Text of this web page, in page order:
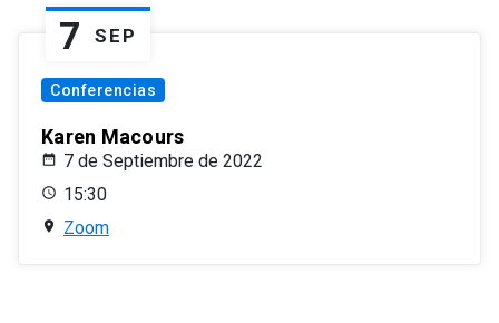
7 SEP
Conferencias
Karen Macours
7 de Septiembre de 2022
15:30
Zoom